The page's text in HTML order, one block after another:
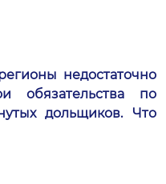
недостаточно
обязательства по
дольщиков. Что